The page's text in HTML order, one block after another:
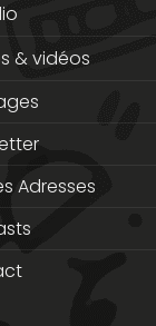
& vidéos
Adresses